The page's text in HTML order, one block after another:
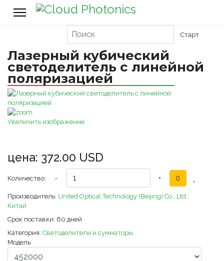
Лазерный кубический
светоделитель с линейной
поляризацией
Увеличить изображение
цена: 372.00 USD
Количество: − +
Производитель: United Optical Technology (Beijing) Co., Ltd.,
Китай
Срок поставки: 60 дней
Категория: Светоделители и сумматоры
Модель: